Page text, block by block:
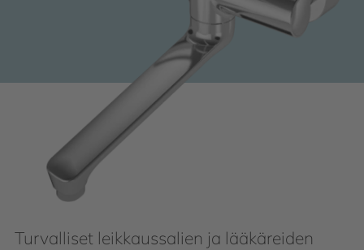
Turvalliset leikkaussalien ja lääkäreiden